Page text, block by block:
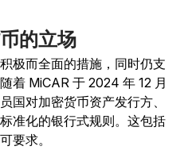
的立场
极而全面的措施，同时仍支
着 MiCAR 于 2024 年 12 月
国对加密货币资产发行方、
准化的银行式规则。这包括
要求。